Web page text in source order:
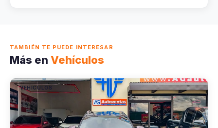
TAMBIÉN TE PUEDE INTERESAR
Más en Vehículos
VEHÍCULOS